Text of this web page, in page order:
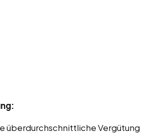
überdurchschnittliche Vergütung